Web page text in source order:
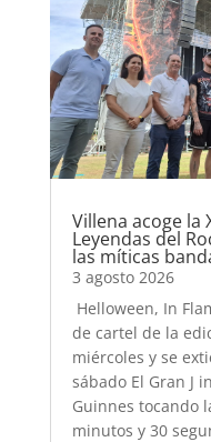
Villena acoge la
Leyendas del
las míticas
3 agosto 2026
Helloween, In
de cartel de la
miércoles y se
sábado El Gran J
Guinnes tocando
minutos y 30